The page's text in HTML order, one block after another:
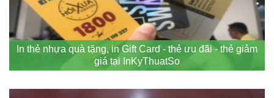
In thẻ nhựa quà tặng, in Gift Card - thẻ ưu đãi - thẻ giảm
giá tại InKyThuatSo